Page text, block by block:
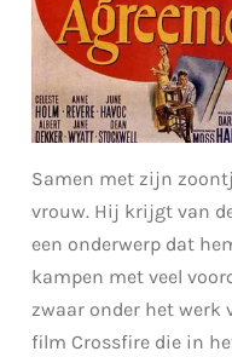
Samen met zijn
vrouw. Hij krijgt van
een onderwerp dat
kampen met veel
zwaar onder het werk
film Crossfire die in